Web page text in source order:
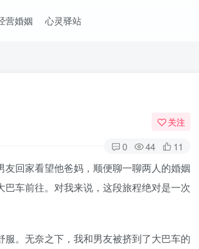
营婚姻 心灵驿站
关注
0 44 11
回家看望他爸妈，顺便聊一聊两人的婚姻
车前往。对我来说，这段旅程绝对是一次
。无奈之下，我和男友被挤到了大巴车的